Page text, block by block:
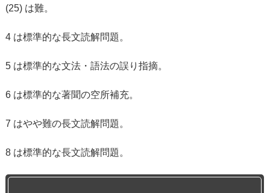
(25) は難。
4 は標準的な長文読解問題。
5 は標準的な文法・語法の誤り指摘。
6 は標準的な著聞の空所補充。
7 はやや難の長文読解問題。
8 は標準的な長文読解問題。